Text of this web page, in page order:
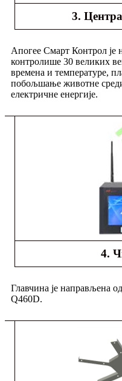
3.
Апогее Смарт Контрол је
контролише 30 великих
времена и температуре,
побољшање животне
електричне енергије.
4.
Главчина је направљена
Q460D.